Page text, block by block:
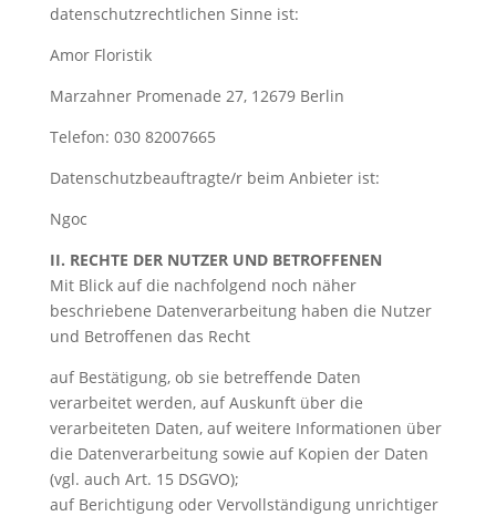
datenschutzrechtlichen Sinne ist:
Amor Floristik
Marzahner Promenade 27, 12679 Berlin
Telefon: 030 82007665
Datenschutzbeauftragte/r beim Anbieter ist:
Ngoc
II. RECHTE DER NUTZER UND BETROFFENEN
Mit Blick auf die nachfolgend noch näher
beschriebene Datenverarbeitung haben die Nutzer
und Betroffenen das Recht
auf Bestätigung, ob sie betreffende Daten
verarbeitet werden, auf Auskunft über die
verarbeiteten Daten, auf weitere Informationen über
die Datenverarbeitung sowie auf Kopien der Daten
(vgl. auch Art. 15 DSGVO);
auf Berichtigung oder Vervollständigung unrichtiger